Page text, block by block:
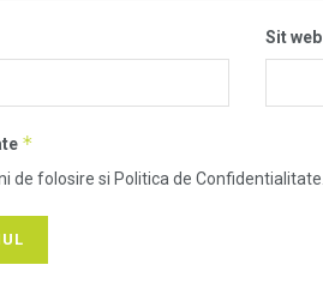
Sit web
*
de folosire si Politica de Confidentialitate.